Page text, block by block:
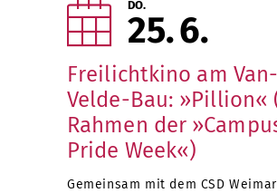
DO.
25 6
Freilichtkino am
Velde-Bau: »Pillion«
Rahmen der
Pride Week«)
Gemeinsam mit dem CSD